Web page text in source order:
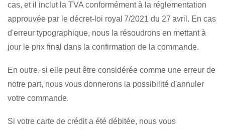
cas, et il inclut la TVA conformément à la réglementation
approuvée par le décret-loi royal 7/2021 du 27 avril. En cas
d'erreur typographique, nous la résoudrons en mettant à
jour le prix final dans la confirmation de la commande.
En outre, si elle peut être considérée comme une erreur de
notre part, nous vous donnerons la possibilité d'annuler
votre commande.
Si votre carte de crédit a été débitée, nous vous